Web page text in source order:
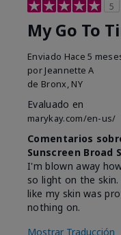
5
My Go To
Enviado Hace 5
por Jeannette A
de Bronx, NY
Evaluado en
marykay.com/en-us/
Comentarios
Sunscreen Broad
I'm blown away
so light on the
like my skin was
nothing on.
Mostrar Traducción